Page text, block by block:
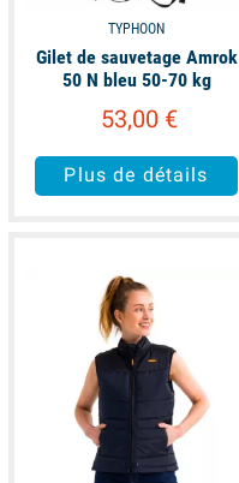
TYPHOON
Gilet de sauvetage Amrok
50 N bleu 50-70 kg
53,00 €
Plus de détails